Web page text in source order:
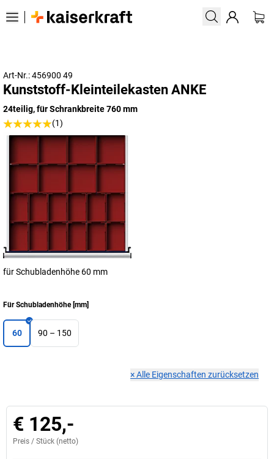
Art-Nr.: 456900 49
Kunststoff-Kleinteilekasten ANKE
24teilig, für Schrankbreite 760 mm
(1)
für Schubladenhöhe 60 mm
Für Schubladenhöhe[mm]
60 90 – 150
×Alle Eigenschaften zurücksetzen
€ 125,-
Preis / Stück (netto)